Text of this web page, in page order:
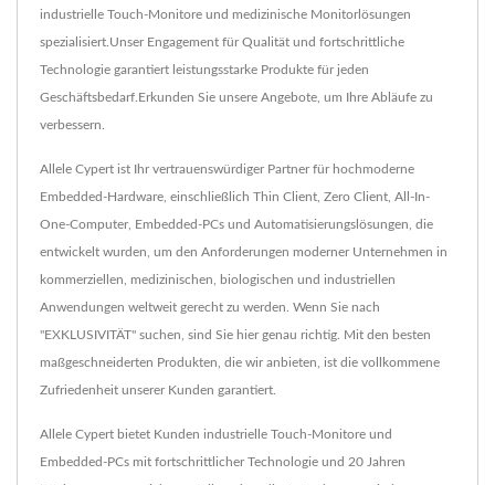
industrielle Touch-Monitore und medizinische Monitorlösungen
spezialisiert.Unser Engagement für Qualität und fortschrittliche
Technologie garantiert leistungsstarke Produkte für jeden
Geschäftsbedarf.Erkunden Sie unsere Angebote, um Ihre Abläufe zu
verbessern.
Allele Cypert ist Ihr vertrauenswürdiger Partner für hochmoderne
Embedded-Hardware, einschließlich Thin Client, Zero Client, All-In-
One-Computer, Embedded-PCs und Automatisierungslösungen, die
entwickelt wurden, um den Anforderungen moderner Unternehmen in
kommerziellen, medizinischen, biologischen und industriellen
Anwendungen weltweit gerecht zu werden. Wenn Sie nach
"EXKLUSIVITÄT" suchen, sind Sie hier genau richtig. Mit den besten
maßgeschneiderten Produkten, die wir anbieten, ist die vollkommene
Zufriedenheit unserer Kunden garantiert.
Allele Cypert bietet Kunden industrielle Touch-Monitore und
Embedded-PCs mit fortschrittlicher Technologie und 20 Jahren